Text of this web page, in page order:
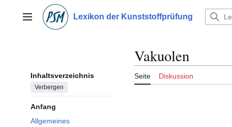
springenHauptmenü Lexikon der Kunststoffprüfung
Inhaltsverzeichnis
Verbergen
Anfang
Allgemeines
Vakuolen
Seite Diskussion